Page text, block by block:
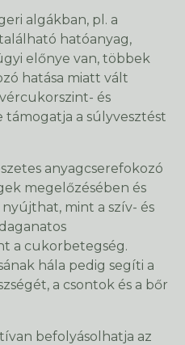
algákban, pl. a
hatóanyag,
előnye van, többek
hatása miatt vált
és
támogatja a súlyvesztést
anyagcserefokozó
megelőzésében és
mint a szív- és
a cukorbetegség.
hála pedig segíti a
a csontok és a bőr
befolyásolhatja az